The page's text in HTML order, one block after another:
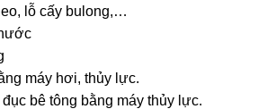
lỗ cấy bulong,…
máy hơi, thủy lực.
bê tông bằng máy thủy lực.